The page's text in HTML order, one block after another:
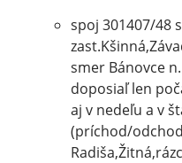
spoj 301407/48
smer Bánovce
doposiaľ len
aj v nedeľu a v
(príchod/